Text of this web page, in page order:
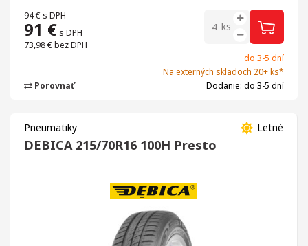
94 €s DPH
91 € s DPH
73,98 € bez DPH
ks
do 3-5 dní
Na externých skladoch 20+ ks*
Dodanie: do 3-5 dní
Porovnať
Letné
Pneumatiky
DEBICA 215/70R16 100H Presto